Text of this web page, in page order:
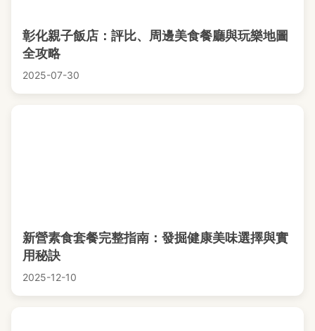
彰化親子飯店：評比、周邊美食餐廳與玩樂地圖
全攻略
2025-07-30
新營素食套餐完整指南：發掘健康美味選擇與實
用秘訣
2025-12-10